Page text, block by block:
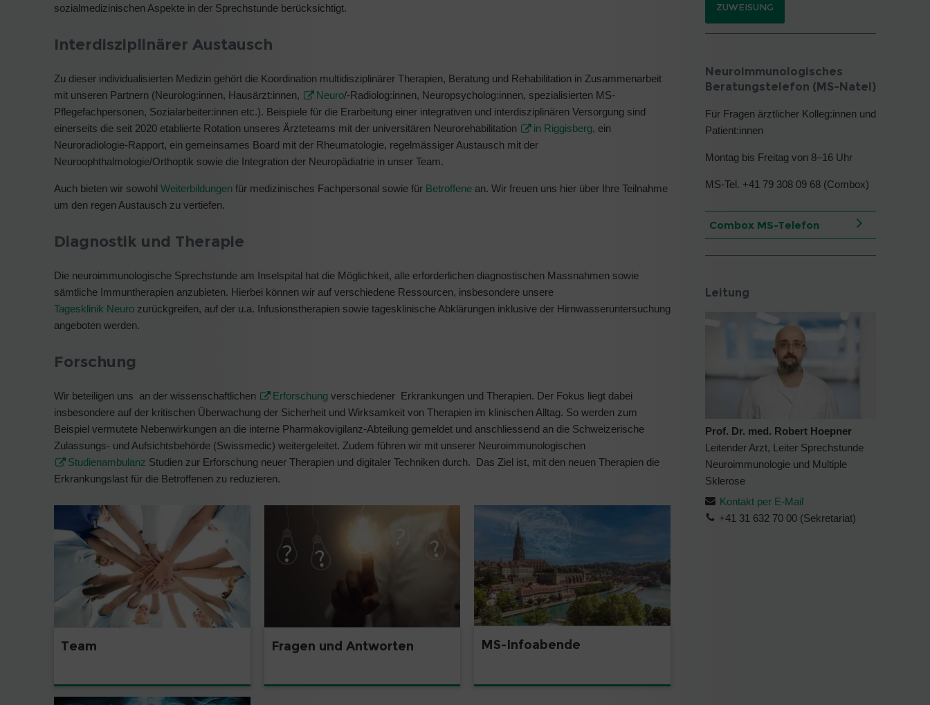
sozialmedizinischen Aspekte in der Sprechstunde berücksichtigt.
Interdisziplinärer Austausch
Zu dieser individualisierten Medizin gehört die Koordination multidisziplinärer Therapien, Beratung und Rehabilitation in Zusammenarbeit
mit unseren Partnern (Neurolog:innen, Hausärzt:innen,
Neuro/-Radiolog:innen, Neuropsycholog:innen, spezialisierten MS-
Pflegefachpersonen, Sozialarbeiter:innen etc.). Beispiele für die Erarbeitung einer integrativen und interdisziplinären Versorgung sind
einerseits die seit 2020 etablierte Rotation unseres Ärzteteams mit der universitären Neurorehabilitation
in Riggisberg, ein
Neuroradiologie-Rapport, ein gemeinsames Board mit der Rheumatologie, regelmässiger Austausch mit der
Neuroophthalmologie/Orthoptik sowie die Integration der Neuropädiatrie in unser Team.
Auch bieten wir sowohl Weiterbildungen für medizinisches Fachpersonal sowie für Betroffene an. Wir freuen uns hier über Ihre Teilnahme
um den regen Austausch zu vertiefen.
Diagnostik und Therapie
Die neuroimmunologische Sprechstunde am Inselspital hat die Möglichkeit, alle erforderlichen diagnostischen Massnahmen sowie
sämtliche Immuntherapien anzubieten. Hierbei können wir auf verschiedene Ressourcen, insbesondere unsere
Tagesklinik Neuro zurückgreifen, auf der u.a. Infusionstherapien sowie tagesklinische Abklärungen inklusive der Hirnwasseruntersuchung
angeboten werden.
Forschung
Wir beteiligen uns an der wissenschaftlichen Erforschung verschiedener Erkrankungen und Therapien. Der Fokus liegt dabei
insbesondere auf der kritischen Überwachung der Sicherheit und Wirksamkeit von Therapien im klinischen Alltag. So werden zum
Beispiel vermutete Nebenwirkungen an die interne Pharmakovigilanz-Abteilung gemeldet und anschliessend an die Schweizerische
Zulassungs- und Aufsichtsbehörde (Swissmedic) weitergeleitet. Zudem führen wir mit unserer Neuroimmunologischen
Studienambulanz Studien zur Erforschung neuer Therapien und digitaler Techniken durch. Das Ziel ist, mit den neuen Therapien die
Erkrankungslast für die Betroffenen zu reduzieren.
Team Fragen und Antworten MS-Infoabende
ZUWEISUNG
Neuroimmunologisches
Beratungstelefon (MS-Natel)
Für Fragen ärztlicher Kolleg:innen und
Patient:innen
Montag bis Freitag von 8–16 Uhr
MS-Tel. +41 79 308 09 68 (Combox)
Combox MS-Telefon
Leitung
Prof. Dr. med. Robert Hoepner
Leitender Arzt, Leiter Sprechstunde
Neuroimmunologie und Multiple
Sklerose
Kontakt per E-Mail
+41 31 632 70 00 (Sekretariat)